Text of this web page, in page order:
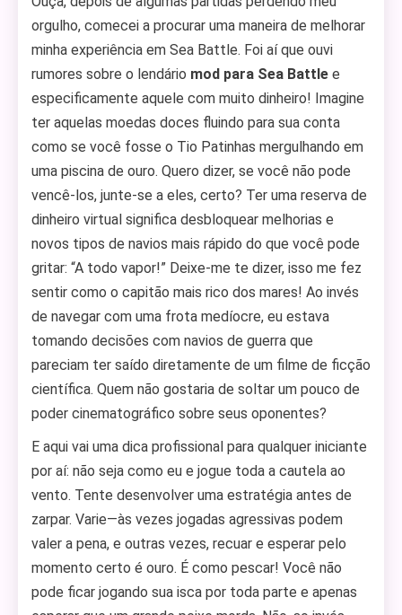
orgulho, comecei a procurar uma maneira de melhorar
minha experiência em Sea Battle. Foi aí que ouvi
rumores sobre o lendário mod para Sea Battle e
especificamente aquele com muito dinheiro! Imagine
ter aquelas moedas doces fluindo para sua conta
como se você fosse o Tio Patinhas mergulhando em
uma piscina de ouro. Quero dizer, se você não pode
vencê-los, junte-se a eles, certo? Ter uma reserva de
dinheiro virtual significa desbloquear melhorias e
novos tipos de navios mais rápido do que você pode
gritar: “A todo vapor!” Deixe-me te dizer, isso me fez
sentir como o capitão mais rico dos mares! Ao invés
de navegar com uma frota medíocre, eu estava
tomando decisões com navios de guerra que
pareciam ter saído diretamente de um filme de ficção
científica. Quem não gostaria de soltar um pouco de
poder cinematográfico sobre seus oponentes?
E aqui vai uma dica profissional para qualquer iniciante
por aí: não seja como eu e jogue toda a cautela ao
vento. Tente desenvolver uma estratégia antes de
zarpar. Varie—às vezes jogadas agressivas podem
valer a pena, e outras vezes, recuar e esperar pelo
momento certo é ouro. É como pescar! Você não
pode ficar jogando sua isca por toda parte e apenas